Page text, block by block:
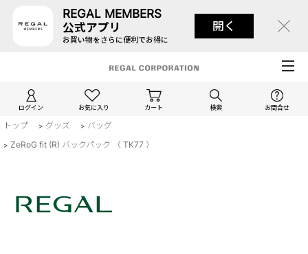
REGAL MEMBERS
公式アプリ
お買い物をさらに便利でお得に
開く
ログイン お気に入り カート 検索 お問合せ
トップ > グッズ > バッグ
> ZeRoG fit (R) バックパック （ TK77 ）